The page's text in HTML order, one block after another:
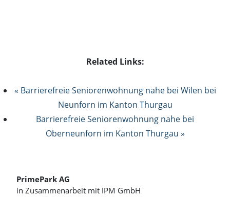
Related Links:
« Barrierefreie Seniorenwohnung nahe bei Wilen bei
Neunforn im Kanton Thurgau
Barrierefreie Seniorenwohnung nahe bei
Oberneunforn im Kanton Thurgau »
PrimePark AG
in Zusammenarbeit mit IPM GmbH